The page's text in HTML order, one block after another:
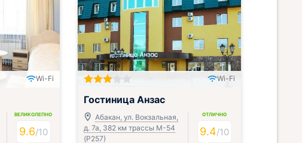
Wi-Fi
ВЕЛИКОЛЕПНО
9.6/10
Wi-Fi
Гостиница Анзас
Абакан, ул. Вокзальная,
д. 7а, 382 км трассы М-54
(Р257)
ОТЛИЧНО
9.4/10